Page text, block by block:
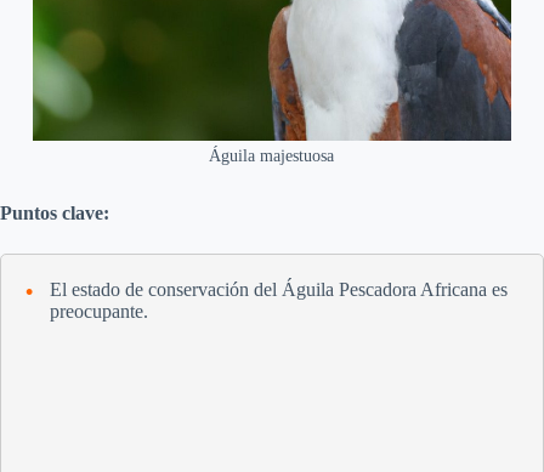
Águila majestuosa
Puntos clave:
El estado de conservación del Águila Pescadora Africana es
preocupante.